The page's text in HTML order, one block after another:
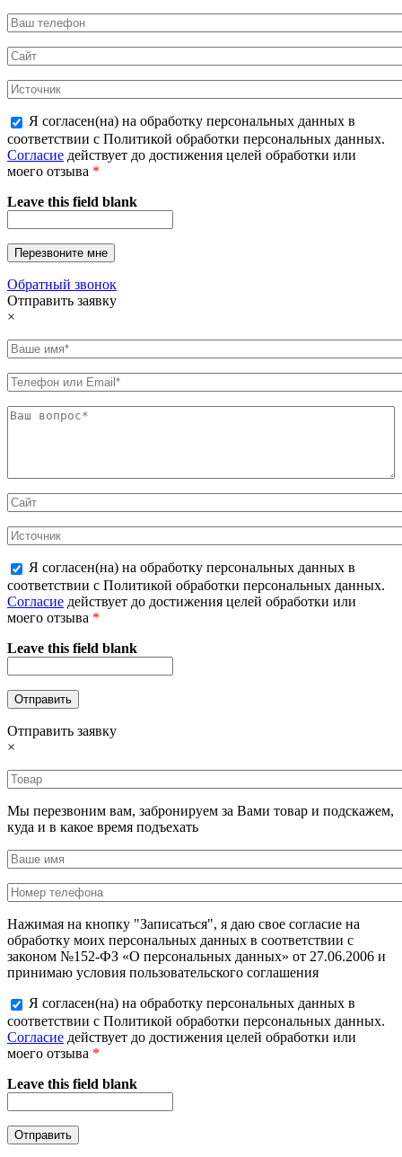
Я согласен(на) на обработку персональных данных в
соответствии с Политикой обработки персональных данных.
Согласие действует до достижения целей обработки или
моего отзыва *
Leave this field blank
Обратный звонок
Отправить заявку
×
Я согласен(на) на обработку персональных данных в
соответствии с Политикой обработки персональных данных.
Согласие действует до достижения целей обработки или
моего отзыва *
Leave this field blank
Отправить заявку
×
Мы перезвоним вам, забронируем за Вами товар и подскажем,
куда и в какое время подъехать
Нажимая на кнопку "Записаться", я даю свое согласие на
обработку моих персональных данных в соответствии с
законом №152-ФЗ «О персональных данных» от 27.06.2006 и
принимаю условия пользовательского соглашения
Я согласен(на) на обработку персональных данных в
соответствии с Политикой обработки персональных данных.
Согласие действует до достижения целей обработки или
моего отзыва *
Leave this field blank